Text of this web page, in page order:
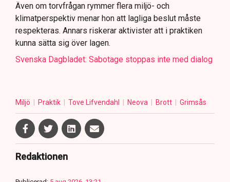
Även om torvfrågan rymmer flera miljö- och
klimatperspektiv menar hon att lagliga beslut måste
respekteras. Annars riskerar aktivister att i praktiken
kunna sätta sig över lagen.
Svenska Dagbladet: Sabotage stoppas inte med dialog
Miljö Praktik Tove Lifvendahl Neova Brott Grimsås
Redaktionen